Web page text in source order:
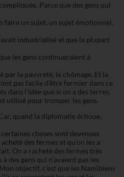
Parce que des gens qui
faire un sujet, un sujet émotionnel.
industrialisé et que la plupart
les gens continueraient à
par la pauvreté, le chômage. Et la
pas facile d’être fermier dans ce
dans l’idée que si on a des terres,
utilisé pour tromper les gens.
quand la diplomatie échoue,
choses sont devenues
des fermes et qu’on les a
On a racheté des fermes très
des gens qui n’avaient pas les
objectif, c’est que les Namibiens